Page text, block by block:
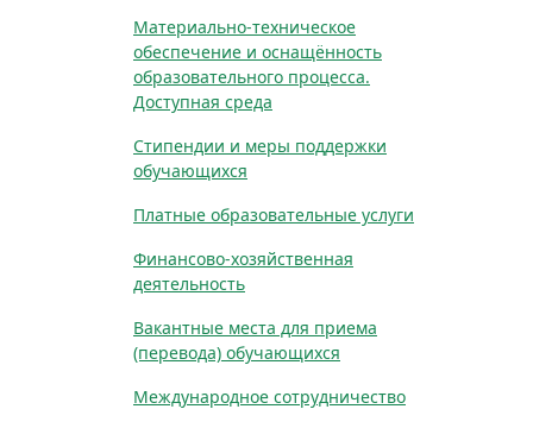
Материально-техническое
обеспечение и оснащённость
образовательного процесса.
Доступная среда
Стипендии и меры поддержки
обучающихся
Платные образовательные услуги
Финансово-хозяйственная
деятельность
Вакантные места для приема
(перевода) обучающихся
Международное сотрудничество